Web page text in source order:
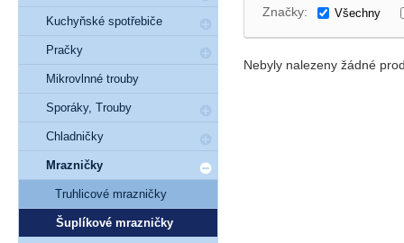
Značky: Všechny
Nebyly nalezeny žádné
Kuchyňské spotřebiče
Pračky
Mikrovlnné trouby
Sporáky, Trouby
Chladničky
Mrazničky
Truhlicové mrazničky
Šuplíkové mrazničky